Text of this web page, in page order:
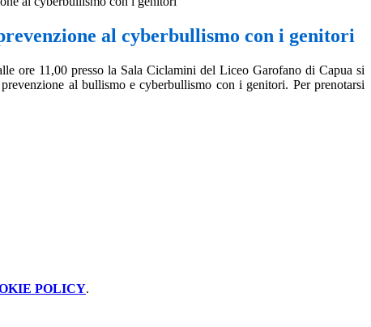
al cyberbullismo con i genitori
ore 11,00 presso la Sala Ciclamini del Liceo Garofano di Capua si
al bullismo e cyberbullismo con i genitori. Per prenotarsi
POLICY.